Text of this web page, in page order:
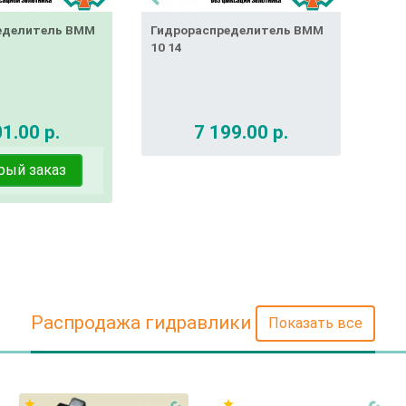
ВММ
р.
заказ
Гидрораспределитель ВММ
10 14
7 199.00 р.
Распродажа гидравлики Показать все